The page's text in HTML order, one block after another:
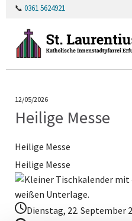
📞 0361 5624921
12/05/2026
Heilige Messe
Heilige Messe
Heilige Messe
Dienstag, 22. September